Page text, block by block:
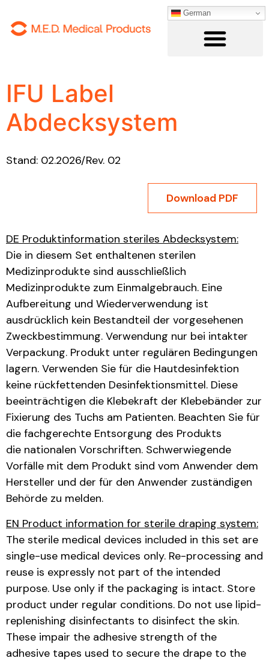
German
IFU Label
Abdecksystem
Stand: 02.2026/Rev. 02
Download PDF
DE Produktinformation steriles Abdecksystem:
Die in diesem Set enthaltenen sterilen
Medizinprodukte sind ausschließlich
Medizinprodukte zum Einmalgebrauch. Eine
Aufbereitung und Wiederverwendung ist
ausdrücklich kein Bestandteil der vorgesehenen
Zweckbestimmung. Verwendung nur bei intakter
Verpackung. Produkt unter regulären Bedingungen
lagern. Verwenden Sie für die Hautdesinfektion
keine rückfettenden Desinfektionsmittel. Diese
beeinträchtigen die Klebekraft der Klebebänder zur
Fixierung des Tuchs am Patienten. Beachten Sie für
die fachgerechte Entsorgung des Produkts
die nationalen Vorschriften. Schwerwiegende
Vorfälle mit dem Produkt sind vom Anwender dem
Hersteller und der für den Anwender zuständigen
Behörde zu melden.
EN Product information for sterile draping system:
The sterile medical devices included in this set are
single-use medical devices only. Re-processing and
reuse is expressly not part of the intended
purpose. Use only if the packaging is intact. Store
product under regular conditions. Do not use lipid-
replenishing disinfectants to disinfect the skin.
These impair the adhesive strength of the
adhesive tapes used to secure the drape to the